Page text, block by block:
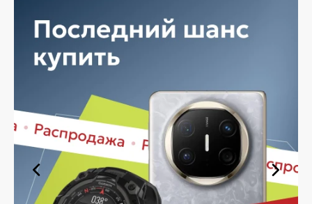
быстро — независимо от объема, с возможностью
выполнить бесплатную доставку.
Планируете покупку в рассрочку? У нас есть такая
услуга. Мы предлагаем удобные условия оплаты,
выберите нужную позицию, добавьте в корзину и
оформите заявку — купить Garmin VIVOACTIVE в
Железногорске вы сможете в кратчайшие сроки.
Ассортимент Garmin VIVOACTIVE
в магазине iSpace в
Железногорске